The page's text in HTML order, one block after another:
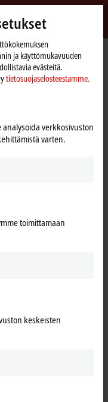
myBeckhoff
finder TwinCAT
a larger display.
ja käyttömukavuuden
evästeitä.
tietosuojaselosteestamme.
verkkosivuston
varten.
toimittamaan
keskeisten